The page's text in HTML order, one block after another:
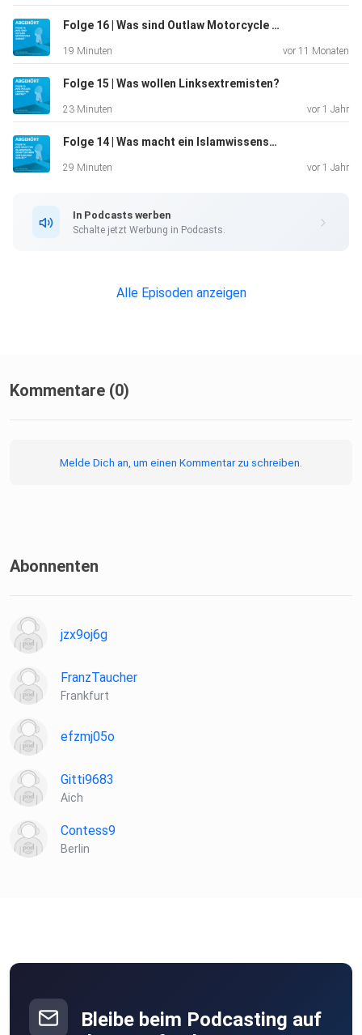
Folge 16 | Was sind Outlaw Motorcycle Gangs?
19 Minuten vor 11 Monaten
Folge 15 | Was wollen Linksextremisten?
23 Minuten vor 1 Jahr
Folge 14 | Was macht ein Islamwissenschaftler beim Verfassungsschutz?
29 Minuten vor 1 Jahr
In Podcasts werben
Schalte jetzt Werbung in Podcasts.
Alle Episoden anzeigen
Kommentare (0)
Melde Dich an, um einen Kommentar zu schreiben.
Abonnenten
jzx9oj6g
FranzTaucher
Frankfurt
efzmj05o
Gitti9683
Aich
Contess9
Berlin
Bleibe beim Podcasting auf